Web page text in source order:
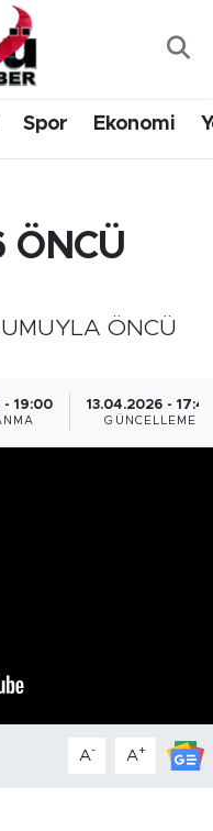
Spor Ekonomi
ÖNCÜ
ÖNCÜ
- 19:00 13.04.2026 -
GÜNCELLEME
A- A+